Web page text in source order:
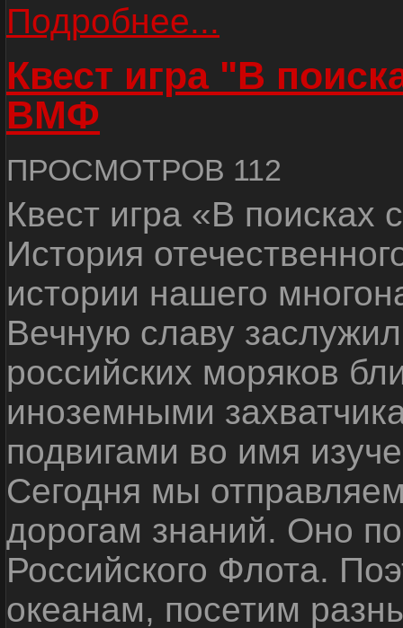
Подробнее...
Квест игра "В
ВМФ
ПРОСМОТРОВ 112
Квест игра «В
История
истории нашего
Вечную славу
российских моряков
иноземными
подвигами во имя
Сегодня мы
дорогам знаний. Оно
Российского Флота.
океанам, посетим